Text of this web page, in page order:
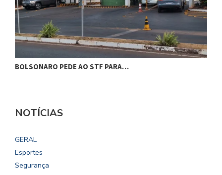
BOLSONARO PEDE AO STF PARA…
NOTÍCIAS
GERAL
Esportes
Segurança